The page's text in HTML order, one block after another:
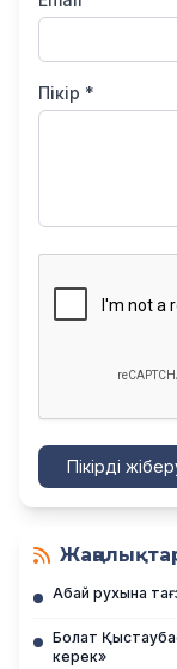
Пікір *
Пікірді
Абай рухына
Болат
керек»